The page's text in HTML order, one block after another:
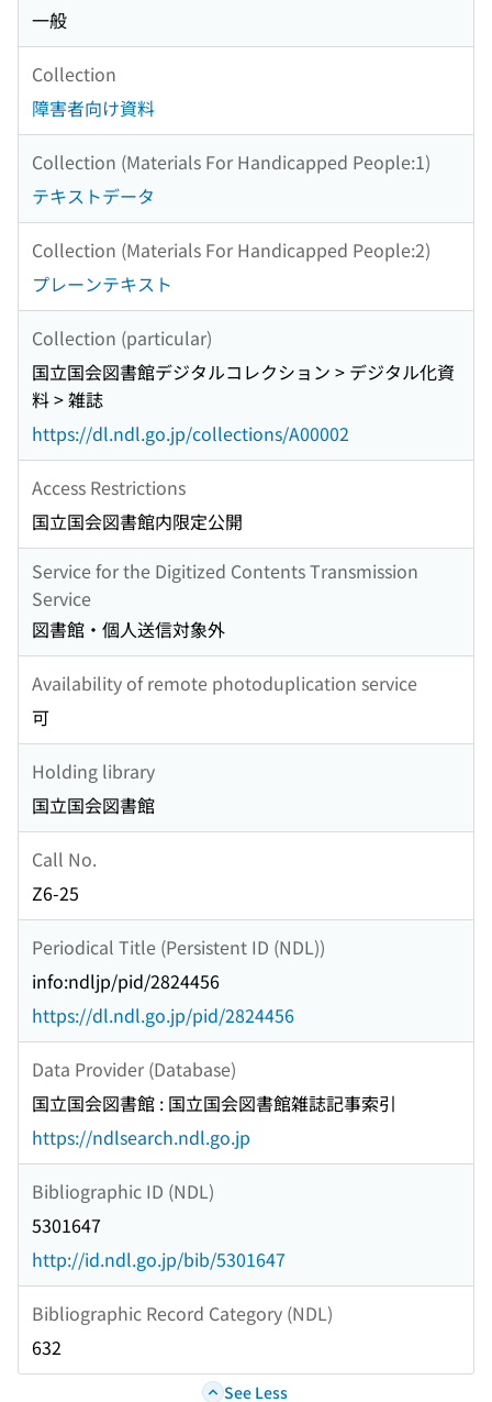
一般
Collection
障害者向け資料
Collection (Materials For Handicapped People:1)
テキストデータ
Collection (Materials For Handicapped People:2)
プレーンテキスト
Collection (particular)
国立国会図書館デジタルコレクション > デジタル化資
料 > 雑誌
https://dl.ndl.go.jp/collections/A00002
Access Restrictions
国立国会図書館内限定公開
Service for the Digitized Contents Transmission
Service
図書館・個人送信対象外
Availability of remote photoduplication service
可
Holding library
国立国会図書館
Call No.
Z6-25
Periodical Title (Persistent ID (NDL))
info:ndljp/pid/2824456
https://dl.ndl.go.jp/pid/2824456
Data Provider (Database)
国立国会図書館 : 国立国会図書館雑誌記事索引
https://ndlsearch.ndl.go.jp
Bibliographic ID (NDL)
5301647
http://id.ndl.go.jp/bib/5301647
Bibliographic Record Category (NDL)
632
See Less